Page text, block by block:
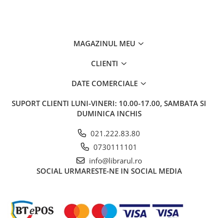
Animale de companie
Casa, gradina
Istoria comunismului
MAGAZINUL MEU
CLIENTI
DATE COMERCIALE
SUPORT CLIENTI LUNI-VINERI: 10.00-17.00, SAMBATA SI
DUMINICA INCHIS
021.222.83.80
0730111101
info@librarul.ro
SOCIAL URMARESTE-NE IN SOCIAL MEDIA